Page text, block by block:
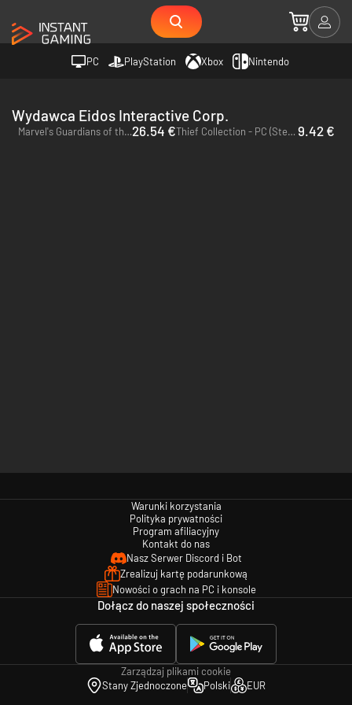
PC PlayStation Xbox Nintendo
Wydawca Eidos Interactive Corp.
Marvel's Guardians of the Galaxy Deluxe Edition - PC (Steam)26.54 € Thief Collection - PC (Steam) 9.42 €
Warunki korzystania
Polityka prywatności
Program afiliacyjny
Kontakt do nas
Nasz Serwer Discord i Bot
Zrealizuj kartę podarunkową
Nowości o grach na PC i konsole
Dołącz do naszej społeczności
Zarządzaj plikami cookie
Stany Zjednoczone
Polski EUR